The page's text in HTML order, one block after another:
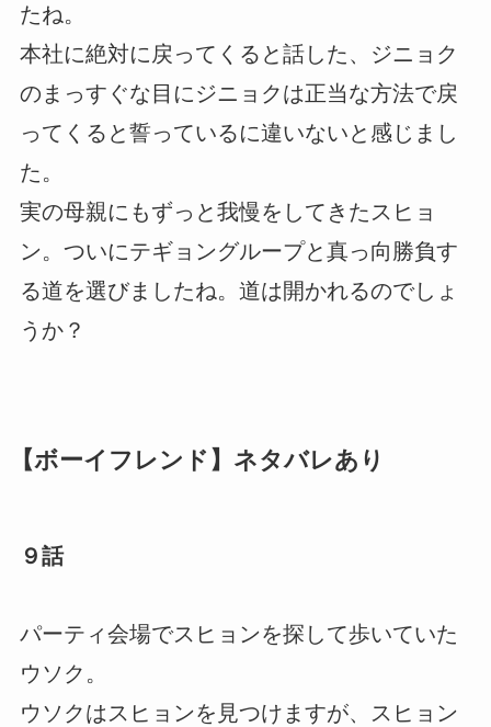
たね。
本社に絶対に戻ってくると話した、ジニョク
のまっすぐな目にジニョクは正当な方法で戻
ってくると誓っているに違いないと感じまし
た。
実の母親にもずっと我慢をしてきたスヒョ
ン。ついにテギョングループと真っ向勝負す
る道を選びましたね。道は開かれるのでしょ
うか？
【ボーイフレンド】ネタバレあり
９話
パーティ会場でスヒョンを探して歩いていた
ウソク。
ウソクはスヒョンを見つけますが、スヒョン